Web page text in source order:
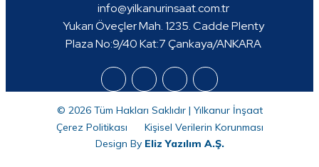
info@yilkanurinsaat.com.tr
Yukarı Öveçler Mah. 1235. Cadde Plenty
Plaza No:9/40 Kat:7 Çankaya/ANKARA
© 2026 Tüm Hakları Saklıdır | Yılkanur İnşaat
Çerez Politikası
Kişisel Verilerin Korunması
Design ByEliz Yazılım A.Ş.